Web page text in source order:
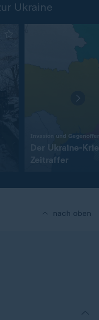
Ukraine
Invasion und
Der Ukraine-
Zeitraffer
nach oben